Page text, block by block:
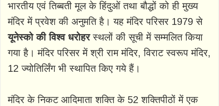
भारतीय एवं तिब्बती मूल के हिंदुओं तथा बौद्धों को ही मुख्य
मंदिर में प्रवेश की अनुमति है। यह मंदिर परिसर 1979 से
यूनेस्को की विश्व धरोहरस्थलों की सूची में सम्मलित किया
गया है। मंदिर परिसर में श्री राम मंदिर, विराट स्वरूप मंदिर,
12 ज्योतिर्लिंग भी स्थापित किए गये हैं।
मंदिर के निकट आदिमाता शक्ति के 52 शक्तिपीठों में एक